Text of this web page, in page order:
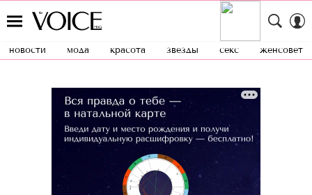
новости мода красота звезды секс женсовет